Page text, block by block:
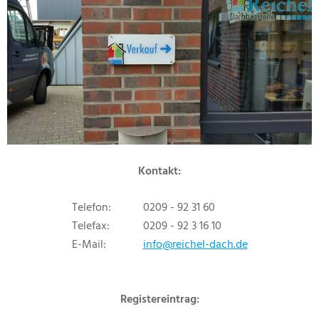
Kontakt:
Telefon:
0209 - 92 31 60
Telefax:
0209 - 92 3 16 10
E-Mail:
info@reichel-dach.de
Registereintrag: